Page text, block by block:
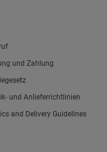
und Zahlung
und Anlieferrichtlinien
and Delivery Guidelines